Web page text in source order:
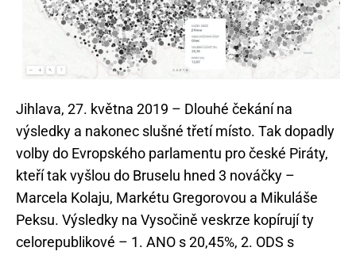
Jihlava, 27. května 2019 – Dlouhé čekání na
výsledky a nakonec slušné třetí místo. Tak dopadly
volby do Evropského parlamentu pro české Piráty,
kteří tak vyšlou do Bruselu hned 3 nováčky –
Marcela Kolaju, Markétu Gregorovou a Mikuláše
Peksu. Výsledky na Vysočině veskrze kopírují ty
celorepublikové – 1. ANO s 20,45%, 2. ODS s